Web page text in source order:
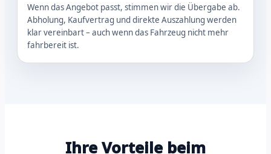
Wenn das Angebot passt, stimmen wir die Übergabe ab.
Abholung, Kaufvertrag und direkte Auszahlung werden
klar vereinbart – auch wenn das Fahrzeug nicht mehr
fahrbereit ist.
Ihre Vorteile beim